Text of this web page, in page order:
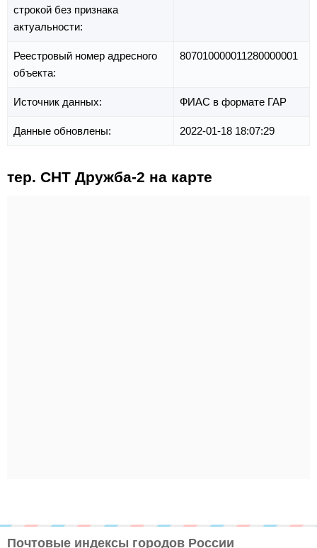
строкой без признака
актуальности:
Реестровый номер адресного
объекта:
807010000011280000001
Источник данных: ФИАС в формате ГАР
Данные обновлены: 2022-01-18 18:07:29
тер. СНТ Дружба-2 на карте
Почтовые индексы городов России